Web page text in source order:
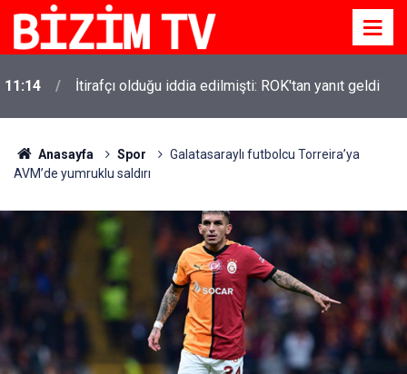
11:14 İtirafçı olduğu iddia edilmişti: ROK'tan yanıt geldi
Anasayfa Spor
Galatasaraylı futbolcu Torreira’ya
AVM’de yumruklu saldırı